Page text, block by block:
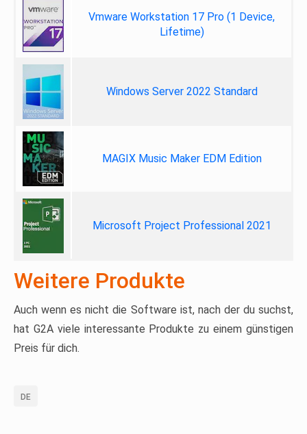
Vmware Workstation 17 Pro (1 Device,
Lifetime)
Windows Server 2022 Standard
MAGIX Music Maker EDM Edition
Microsoft Project Professional 2021
Weitere Produkte
Auch wenn es nicht die Software ist, nach der du suchst,
hat G2A viele interessante Produkte zu einem günstigen
Preis für dich.
DE